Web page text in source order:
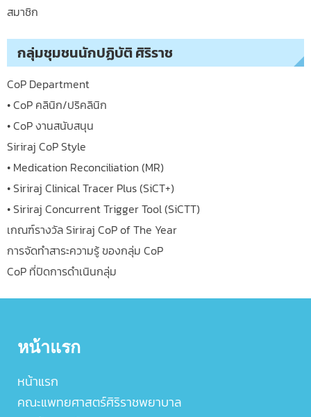
สมาชิก
กลุ่มชุมชนนักปฏิบัติ ศิริราช
CoP Department
• CoP คลินิก/ปริคลินิก
• CoP งานสนับสนุน
Siriraj CoP Style
• Medication Reconciliation (MR)
• Siriraj Clinical Tracer Plus (SiCT+)
• Siriraj Concurrent Trigger Tool (SiCTT)
เกณฑ์รางวัล Siriraj CoP of The Year
การจัดทำสาระความรู้ ของกลุ่ม CoP
CoP ที่ปิดการดำเนินกลุ่ม
หน้าแรก
หน้าแรก
คณะแพทยศาสตร์ศิริราชพยาบาล